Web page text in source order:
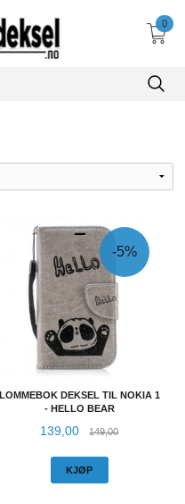
0
LOMMEBOK DEKSEL TIL NOKIA 1
- HELLO BEAR
Tilbud
139,00 149,00Rabatt
-5%
KJØP